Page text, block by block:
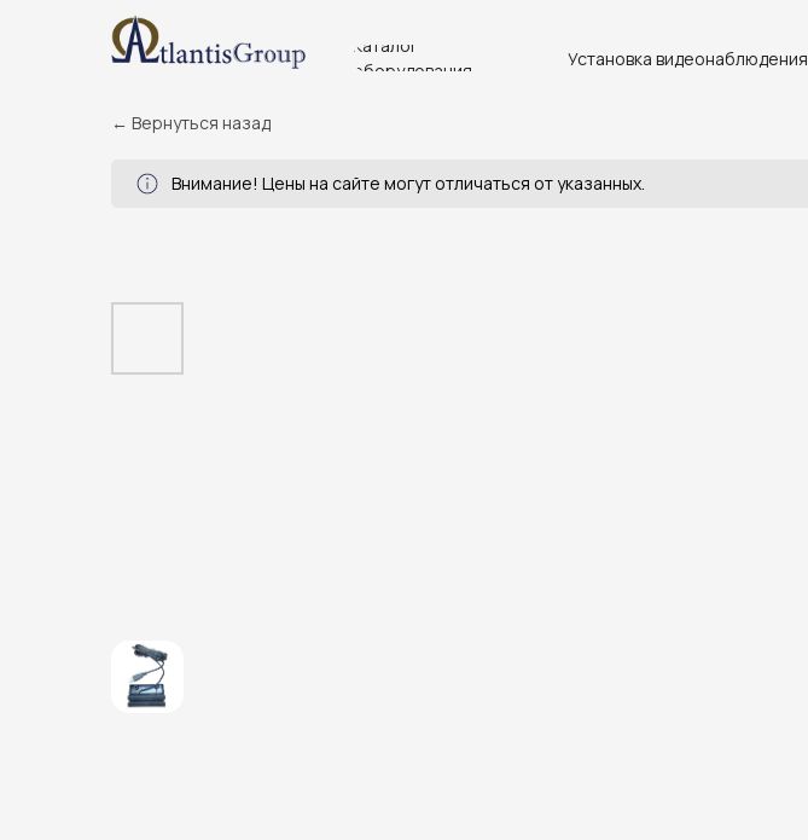
Установка видеонаблюдения
Каталог
оборудования
← Вернуться назад
Внимание! Цены на сайте могут отличаться от указанных.